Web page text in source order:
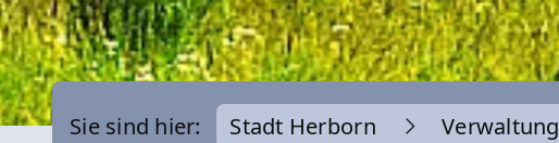
Sie sind hier: Stadt Herborn Verwaltung